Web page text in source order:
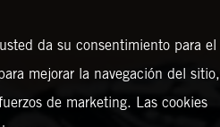
da su consentimiento para el
mejorar la navegación del sitio,
de marketing. Las cookies